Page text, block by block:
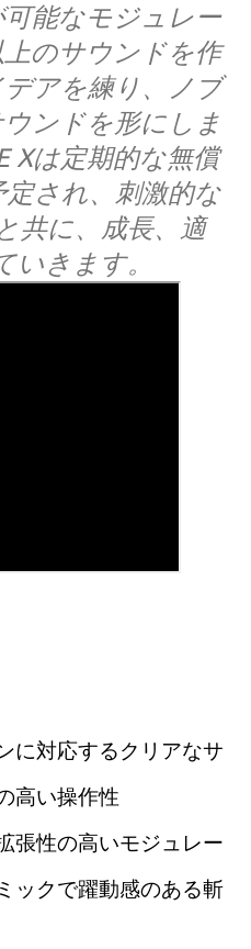
能なモジュレー
のサウンドを作
アを練り、ノブ
ンドを形にしま
Xは定期的な無償
され、刺激的な
共に、成長、適
いきます。
に対応するクリアなサ
高い操作性
張性の高いモジュレー
ックで躍動感のある斬